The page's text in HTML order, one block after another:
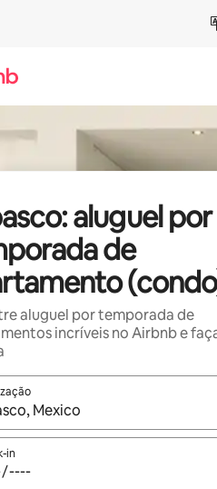
aluguel por
de
aluguel por temporada de
incríveis no Airbnb e
os resultados estiverem
in